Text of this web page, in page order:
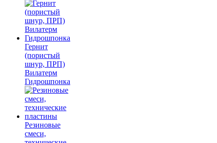
Гернит
(пористый
шнур, ПРП)
Вилатерм
Гидрошпонка
Резиновые
смеси,